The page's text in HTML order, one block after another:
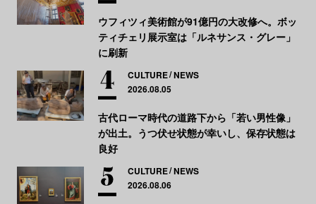
ウフィツィ美術館が91億円の大改修へ。ボッ
ティチェリ展示室は「ルネサンス・グレー」
に刷新
CULTURE NEWS
2026.08.05
古代ローマ時代の道路下から「若い男性像」
が出土。うつ伏せ状態が幸いし、保存状態は
良好
CULTURE NEWS
2026.08.06